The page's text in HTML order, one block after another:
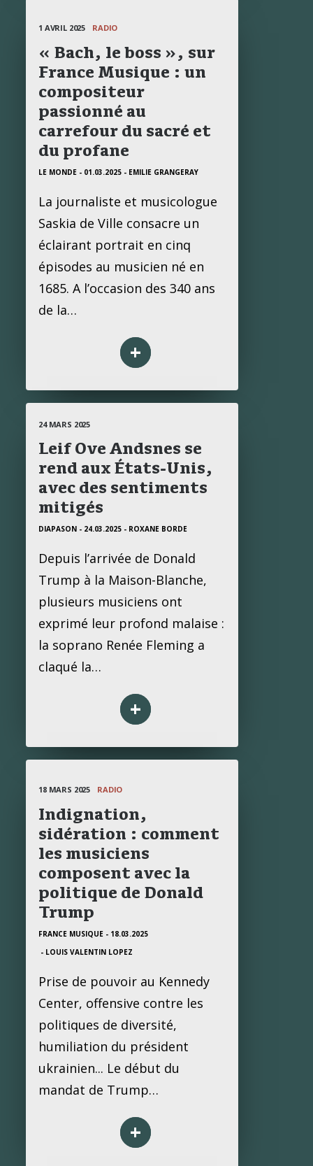
1 AVRIL 2025 RADIO
« Bach, le boss », sur
France Musique : un
compositeur
passionné au
carrefour du sacré et
du profane
LE MONDE - 01.03.2025 - EMILIE GRANGERAY
La journaliste et musicologue
Saskia de Ville consacre un
éclairant portrait en cinq
épisodes au musicien né en
1685. A l’occasion des 340 ans
de la…
+
24 MARS 2025
Leif Ove Andsnes se
rend aux États-Unis,
avec des sentiments
mitigés
DIAPASON - 24.03.2025 - ROXANE BORDE
Depuis l’arrivée de Donald
Trump à la Maison-Blanche,
plusieurs musiciens ont
exprimé leur profond malaise :
la soprano Renée Fleming a
claqué la…
+
18 MARS 2025 RADIO
Indignation,
sidération : comment
les musiciens
composent avec la
politique de Donald
Trump
FRANCE MUSIQUE - 18.03.2025
- LOUIS VALENTIN LOPEZ
Prise de pouvoir au Kennedy
Center, offensive contre les
politiques de diversité,
humiliation du président
ukrainien... Le début du
mandat de Trump…
+